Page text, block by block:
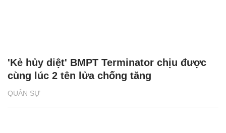
QUÂN SỰ
'Kẻ hủy diệt' BMPT Terminator chịu được
cùng lúc 2 tên lửa chống tăng